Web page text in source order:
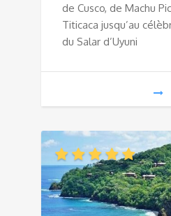
de Cusco, de Machu
Titicaca jusqu’au
du Salar d’Uyuni